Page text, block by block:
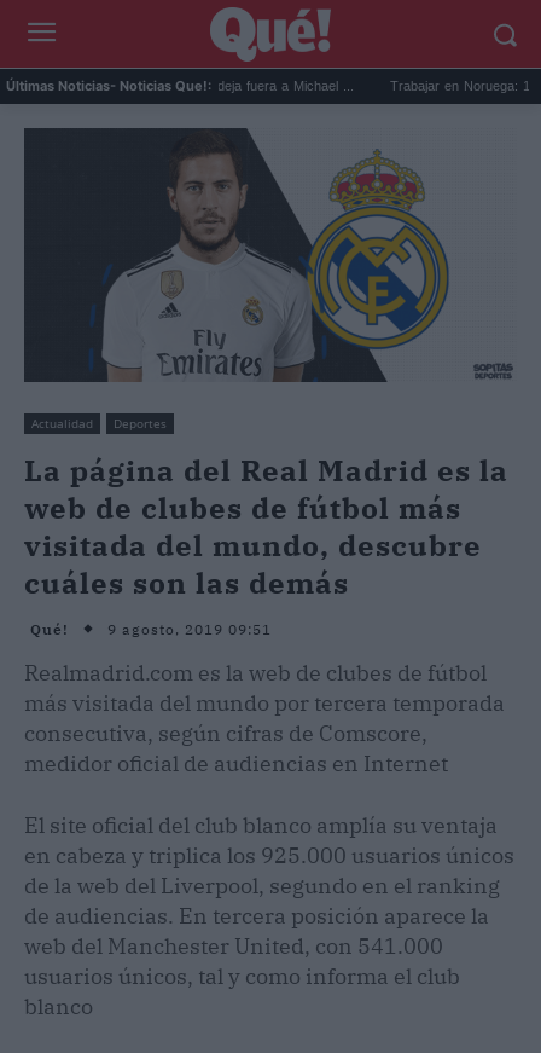
Últimas Noticias- Noticias Que!:
Devin Booker mejor quinteto: deja fuera a Michael ... Trabajar en Noruega: 13.000
Actualidad Deportes
La página del Real Madrid es la
web de clubes de fútbol más
visitada del mundo, descubre
cuáles son las demás
Qué! 9 agosto, 2019 09:51
Realmadrid.com es la web de clubes de fútbol
más visitada del mundo por tercera temporada
consecutiva, según cifras de Comscore,
medidor oficial de audiencias en Internet
El site oficial del club blanco amplía su ventaja
en cabeza y triplica los 925.000 usuarios únicos
de la web del Liverpool, segundo en el ranking
de audiencias. En tercera posición aparece la
web del Manchester United, con 541.000
usuarios únicos, tal y como informa el club
blanco